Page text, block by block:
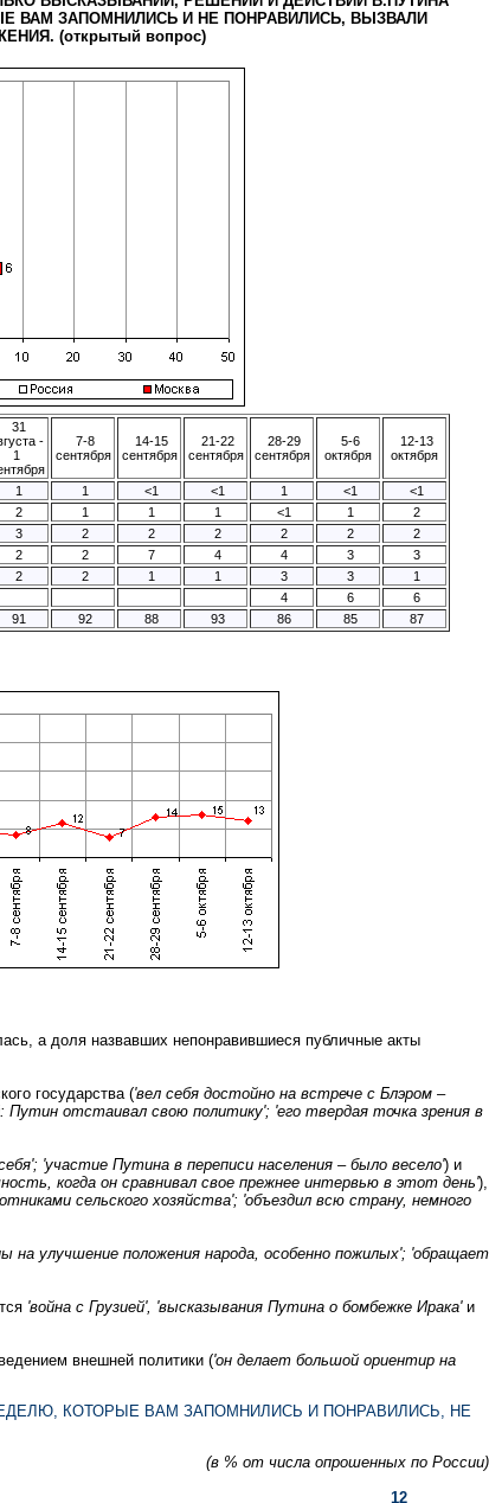
ЗАПОМНИЛИСЬ И НЕ ПОНРАВИЛИСЬ, ВЫЗВАЛИ
(открытый вопрос)
31
-
1
7-8
сентября
14-15
сентября
21-22
сентября
28-29
сентября
5-6
октября
12-13
октября
1 1 <1 <1 1 <1
<1
2 1 1 1 <1 1
2
3 2 2 2 2 2
2
2 2 7 4 4 3
3
2 2 1 1 3 3
1
4 6
6
91 92 88 93 86 85 87
а доля назвавших непонравившиеся публичные акты
государства ('вел себя достойно на встрече с Блэром –
Путин отстаивал свою политику'; 'его твердая точка зрения в
'участие Путина в переписи населения – было весело') и
когда он сравнивал свое прежнее интервью в этот день'),
сельского хозяйства'; 'объездил всю страну, немного
на улучшение положения народа, особенно пожилых'; 'обращает
'война с Грузией', 'высказывания Путина о бомбежке Ирака' и
внешней политики ('он делает большой ориентир на
КОТОРЫЕ ВАМ ЗАПОМНИЛИСЬ И ПОНРАВИЛИСЬ, НЕ
(в % от числа опрошенных по России)
12